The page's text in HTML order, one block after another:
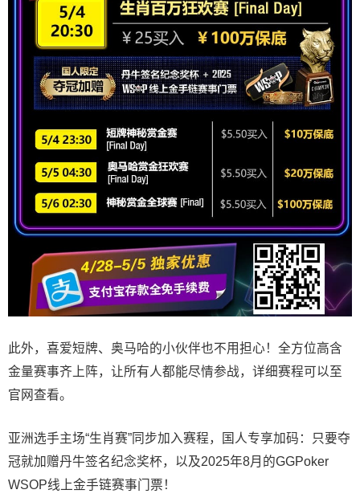
此外，喜爱短牌、奥马哈的小伙伴也不用担心！全方位高含
金量赛事齐上阵，让所有人都能尽情参战，详细赛程可以至
官网查看。
亚洲选手主场“生肖赛”同步加入赛程，国人专享加码：只要夺
冠就加赠丹牛签名纪念奖杯，以及2025年8月的GGPoker
WSOP线上金手链赛事门票！